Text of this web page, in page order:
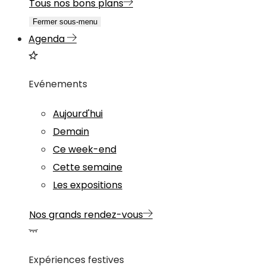
Tous nos bons plans
Fermer sous-menu
Agenda
Evénements
Aujourd'hui
Demain
Ce week-end
Cette semaine
Les expositions
Nos grands rendez-vous
Expériences festives